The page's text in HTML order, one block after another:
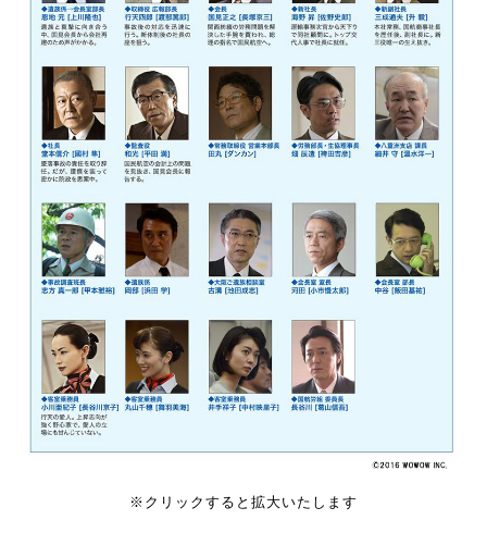
※クリックすると拡大いたします